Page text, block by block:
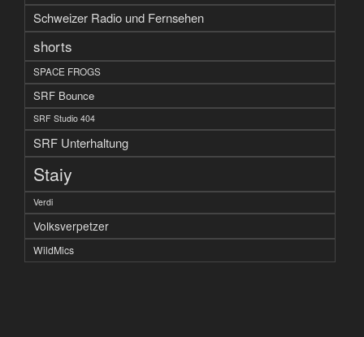
Schweizer Radio und Fernsehen
shorts
SPACE FROGS
SRF Bounce
SRF Studio 404
SRF Unterhaltung
Staiy
Verdi
Volksverpetzer
WildMics